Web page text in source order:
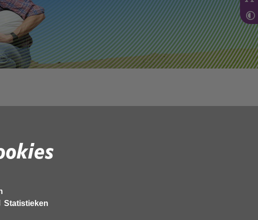
Statistieken